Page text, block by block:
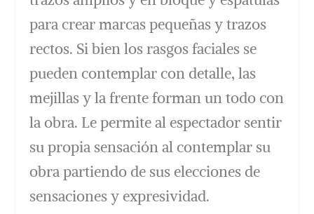
para crear marcas pequeñas y trazos
rectos. Si bien los rasgos faciales se
pueden contemplar con detalle, las
mejillas y la frente forman un todo con
la obra. Le permite al espectador sentir
su propia sensación al contemplar su
obra partiendo de sus elecciones de
sensaciones y expresividad.